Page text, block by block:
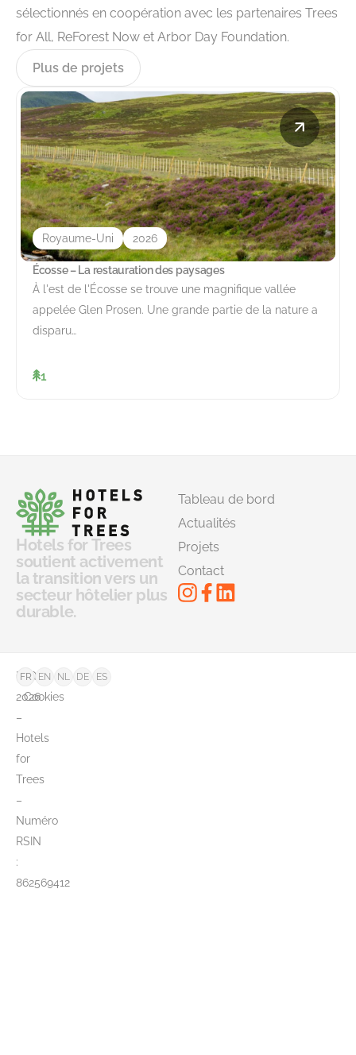
sélectionnés en coopération avec les partenaires Trees
for All, ReForest Now et Arbor Day Foundation.
Plus de projets
Royaume-Uni 2026
Écosse – La restauration des paysages
À l'est de l'Écosse se trouve une magnifique vallée
appelée Glen Prosen. Une grande partie de la nature a
disparu…
1
Hotels for Trees
soutient activement
la transition vers un
secteur hôtelier plus
durable.
Tableau de bord
Actualités
Projets
Contact
©
2026
–
Hotels
for
Trees
–
Numéro
RSIN
:
862569412
FAQ
Cookies
FR EN NL DE ES